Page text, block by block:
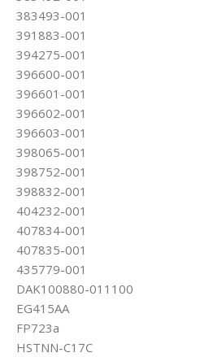
383493-001
391883-001
394275-001
396600-001
396601-001
396602-001
396603-001
398065-001
398752-001
398832-001
404232-001
407834-001
407835-001
435779-001
DAK100880-011100
EG415AA
FP723a
HSTNN-C17C